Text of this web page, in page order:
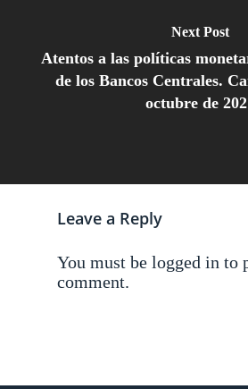
Next Post
Atentos a las políticas
de los Bancos Centrales.
octubre de
Leave a Reply
You must be logged in to
comment.